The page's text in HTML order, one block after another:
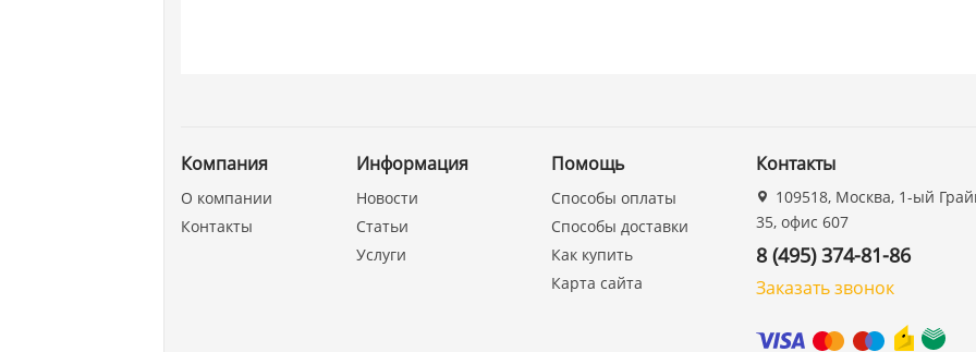
Компания
О компании
Контакты
Информация
Новости
Статьи
Услуги
Помощь
Способы оплаты
Способы доставки
Как купить
Карта сайта
Контакты
109518, Москва, 1-ый
35, офис 607
8 (495) 374-81-86
Заказать звонок